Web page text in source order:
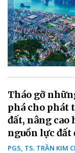
Tháo gỡ
phá cho phát
đất, nâng cao
nguồn lực đất
PGS, TS. TRẦN KIM